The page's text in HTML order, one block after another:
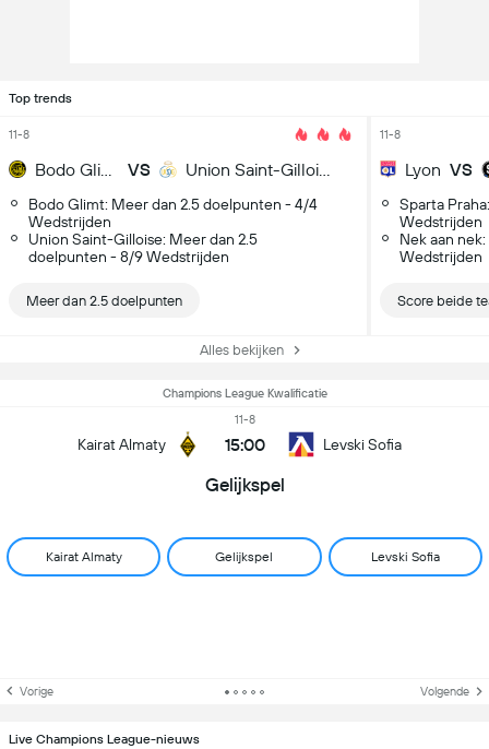
Top trends
11-8
VS Union Saint-Gilloise
Bodo Glimt: Meer dan 2.5 doelpunten - 4/4
Wedstrijden
Union Saint-Gilloise: Meer dan 2.5
doelpunten - 8/9 Wedstrijden
Meer dan 2.5 doelpunten
11-8
Lyon VS
Sparta
Wedstrijden
Nek aan
Wedstrijden
Score beide
Alles bekijken
Champions League Kwalificatie
Kairat Almaty
11-8
15:00 Levski Sofia
Gelijkspel
Kairat Almaty Gelijkspel Levski Sofia
Vorige Volgende
Live Champions League-nieuws